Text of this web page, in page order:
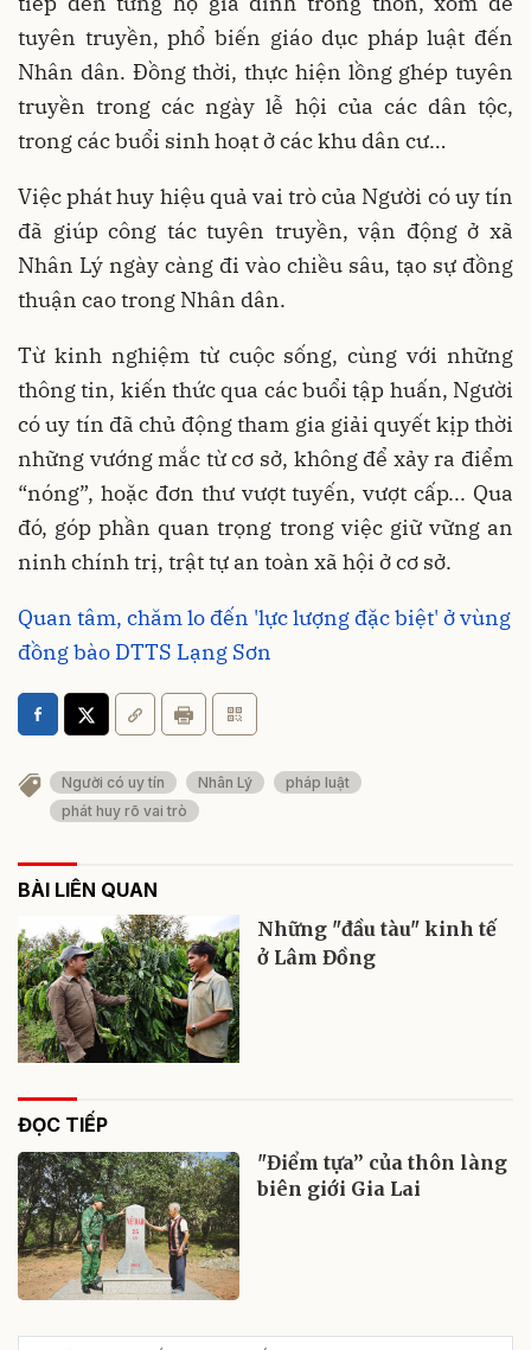
tuyên truyền, phổ biến giáo dục pháp luật đến
Nhân dân. Đồng thời, thực hiện lồng ghép tuyên
truyền trong các ngày lễ hội của các dân tộc,
trong các buổi sinh hoạt ở các khu dân cư…
Việc phát huy hiệu quả vai trò của Người có uy tín
đã giúp công tác tuyên truyền, vận động ở xã
Nhân Lý ngày càng đi vào chiều sâu, tạo sự đồng
thuận cao trong Nhân dân.
Từ kinh nghiệm từ cuộc sống, cùng với những
thông tin, kiến thức qua các buổi tập huấn, Người
có uy tín đã chủ động tham gia giải quyết kịp thời
những vướng mắc từ cơ sở, không để xảy ra điểm
“nóng”, hoặc đơn thư vượt tuyến, vượt cấp... Qua
đó, góp phần quan trọng trong việc giữ vững an
ninh chính trị, trật tự an toàn xã hội ở cơ sở.
Quan tâm, chăm lo đến 'lực lượng đặc biệt' ở vùng
đồng bào DTTS Lạng Sơn
Người có uy tín Nhân Lý
pháp luật
phát huy rõ vai trò
BÀI LIÊN QUAN
Những "đầu tàu" kinh tế
ở Lâm Đồng
ĐỌC TIẾP
"Điểm tựa” của thôn làng
biên giới Gia Lai